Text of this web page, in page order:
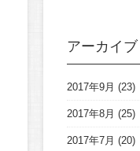
アーカイブ
2017年9月 (23)
2017年8月 (25)
2017年7月 (20)